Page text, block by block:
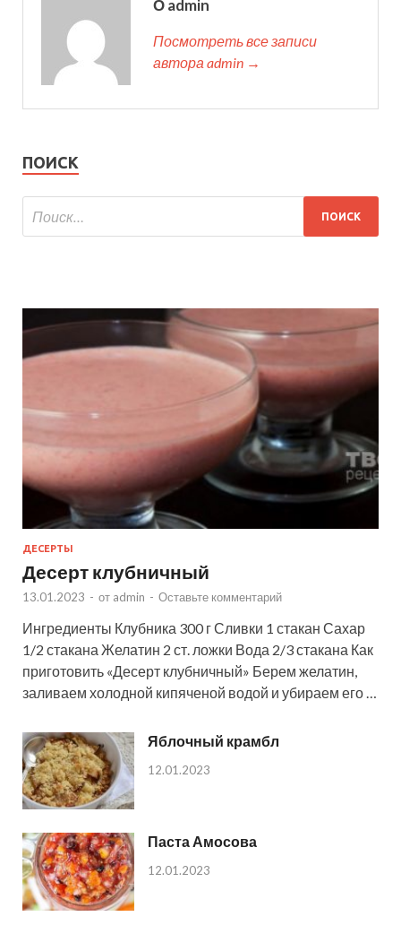
О admin
Посмотреть все записи
автора admin →
ПОИСК
ДЕСЕРТЫ
Десерт клубничный
13.01.2023 - от admin - Оставьте комментарий
Ингредиенты Клубника 300 г Сливки 1 стакан Сахар
1/2 стакана Желатин 2 ст. ложки Вода 2/3 стакана Как
приготовить «Десерт клубничный» Берем желатин,
заливаем холодной кипяченой водой и убираем его …
Яблочный крамбл
12.01.2023
Паста Амосова
12.01.2023